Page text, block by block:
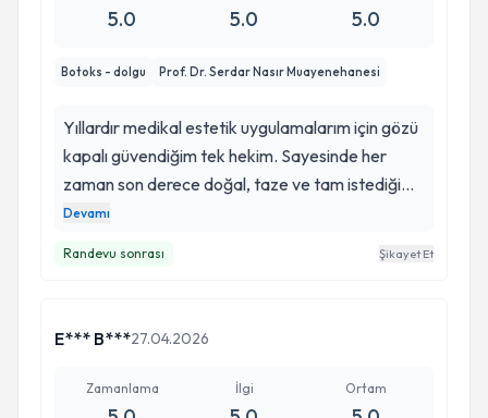
5.0 5.0 5.0
Botoks - dolgu Prof. Dr. Serdar Nasır Muayenehanesi
Yıllardır medikal estetik uygulamalarım için gözü
kapalı güvendiğim tek hekim. Sayesinde her
zaman son derece doğal, taze ve tam istediğim
gibi sonuçlar alıyorum. Güvenilir ve kaliteli bir
Devamı
Randevu sonrası Şikayet Et
E*** B***27.04.2026
Zamanlama İlgi Ortam